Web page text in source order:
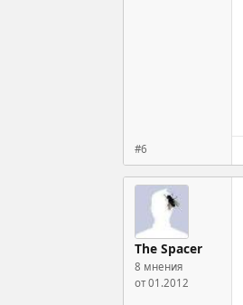
#6
The Spacer
8 мнения
от 01.2012